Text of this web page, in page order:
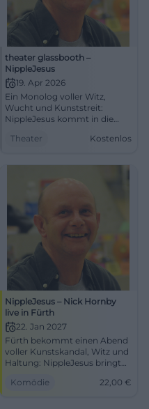
theater glassbooth –
NippleJesus
19. Apr 2026
Ein Monolog voller Witz,
Wucht und Kunststreit:
NippleJesus kommt in die
19.04.2026, 18 Uhr, Eintritt frei.
Theater Kostenlos
NippleJesus – Nick Hornby
live in Fürth
22. Jan 2027
Fürth bekommt einen Abend
voller Kunstskandal, Witz und
Haltung: NippleJesus bringt
Bühne. 22.01.2027, 19:30 Uhr,
Komödie 22,00 €